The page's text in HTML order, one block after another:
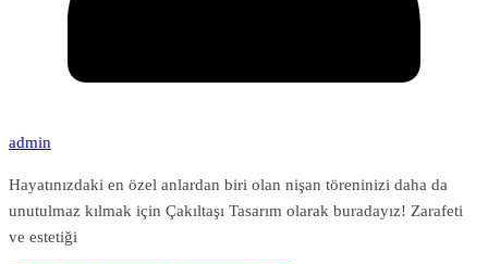
admin
Hayatınızdaki en özel anlardan biri olan nişan töreninizi daha da
unutulmaz kılmak için Çakıltaşı Tasarım olarak buradayız! Zarafeti
ve estetiği